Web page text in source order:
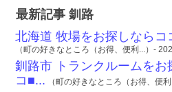
最新記事 釧路
北海道 牧場をお探しならコ
（町の好きなところ（お得、便利...）-
釧路市 トランクルームをお
コ■... （町の好きなところ（お得、便